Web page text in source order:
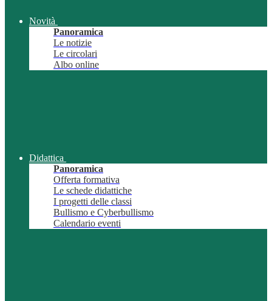
Novità
Panoramica
Le notizie
Le circolari
Albo online
Didattica
Panoramica
Offerta formativa
Le schede didattiche
I progetti delle classi
Bullismo e Cyberbullismo
Calendario eventi